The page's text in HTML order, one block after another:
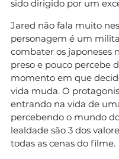
sido dirigido por um
Jared não fala muito
personagem é um
combater os japoneses
preso e pouco percebe
momento em que
vida muda. O
entrando na vida de
percebendo o mundo
lealdade são 3 dos
todas as cenas do filme.